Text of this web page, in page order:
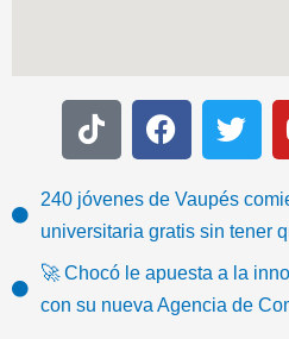
T
i
t
o
k
F
a
e
b
o
o
k
T
w
t
t
e
r
240 jóvenes de Vaupés
universitaria gratis sin tener
🚀 Chocó le apuesta a la
con su nueva Agencia de